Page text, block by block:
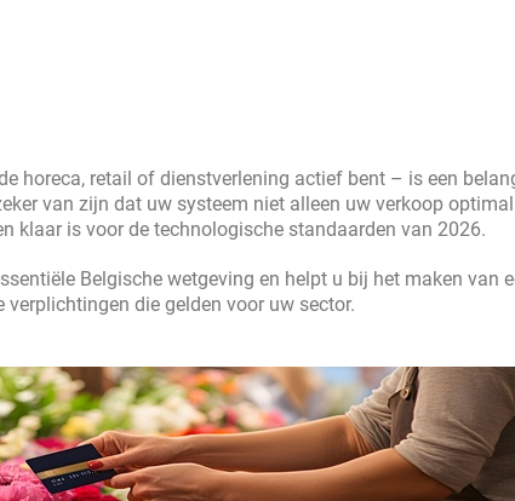
horeca, retail of dienstverlening actief bent – is een
van zijn dat uw systeem niet alleen uw verkoop
klaar is voor de technologische standaarden van 2026.
Belgische wetgeving en helpt u bij het maken van
die gelden voor uw sector.